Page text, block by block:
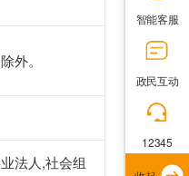
外。
法人,社会组
智能客服
政民互动
12345